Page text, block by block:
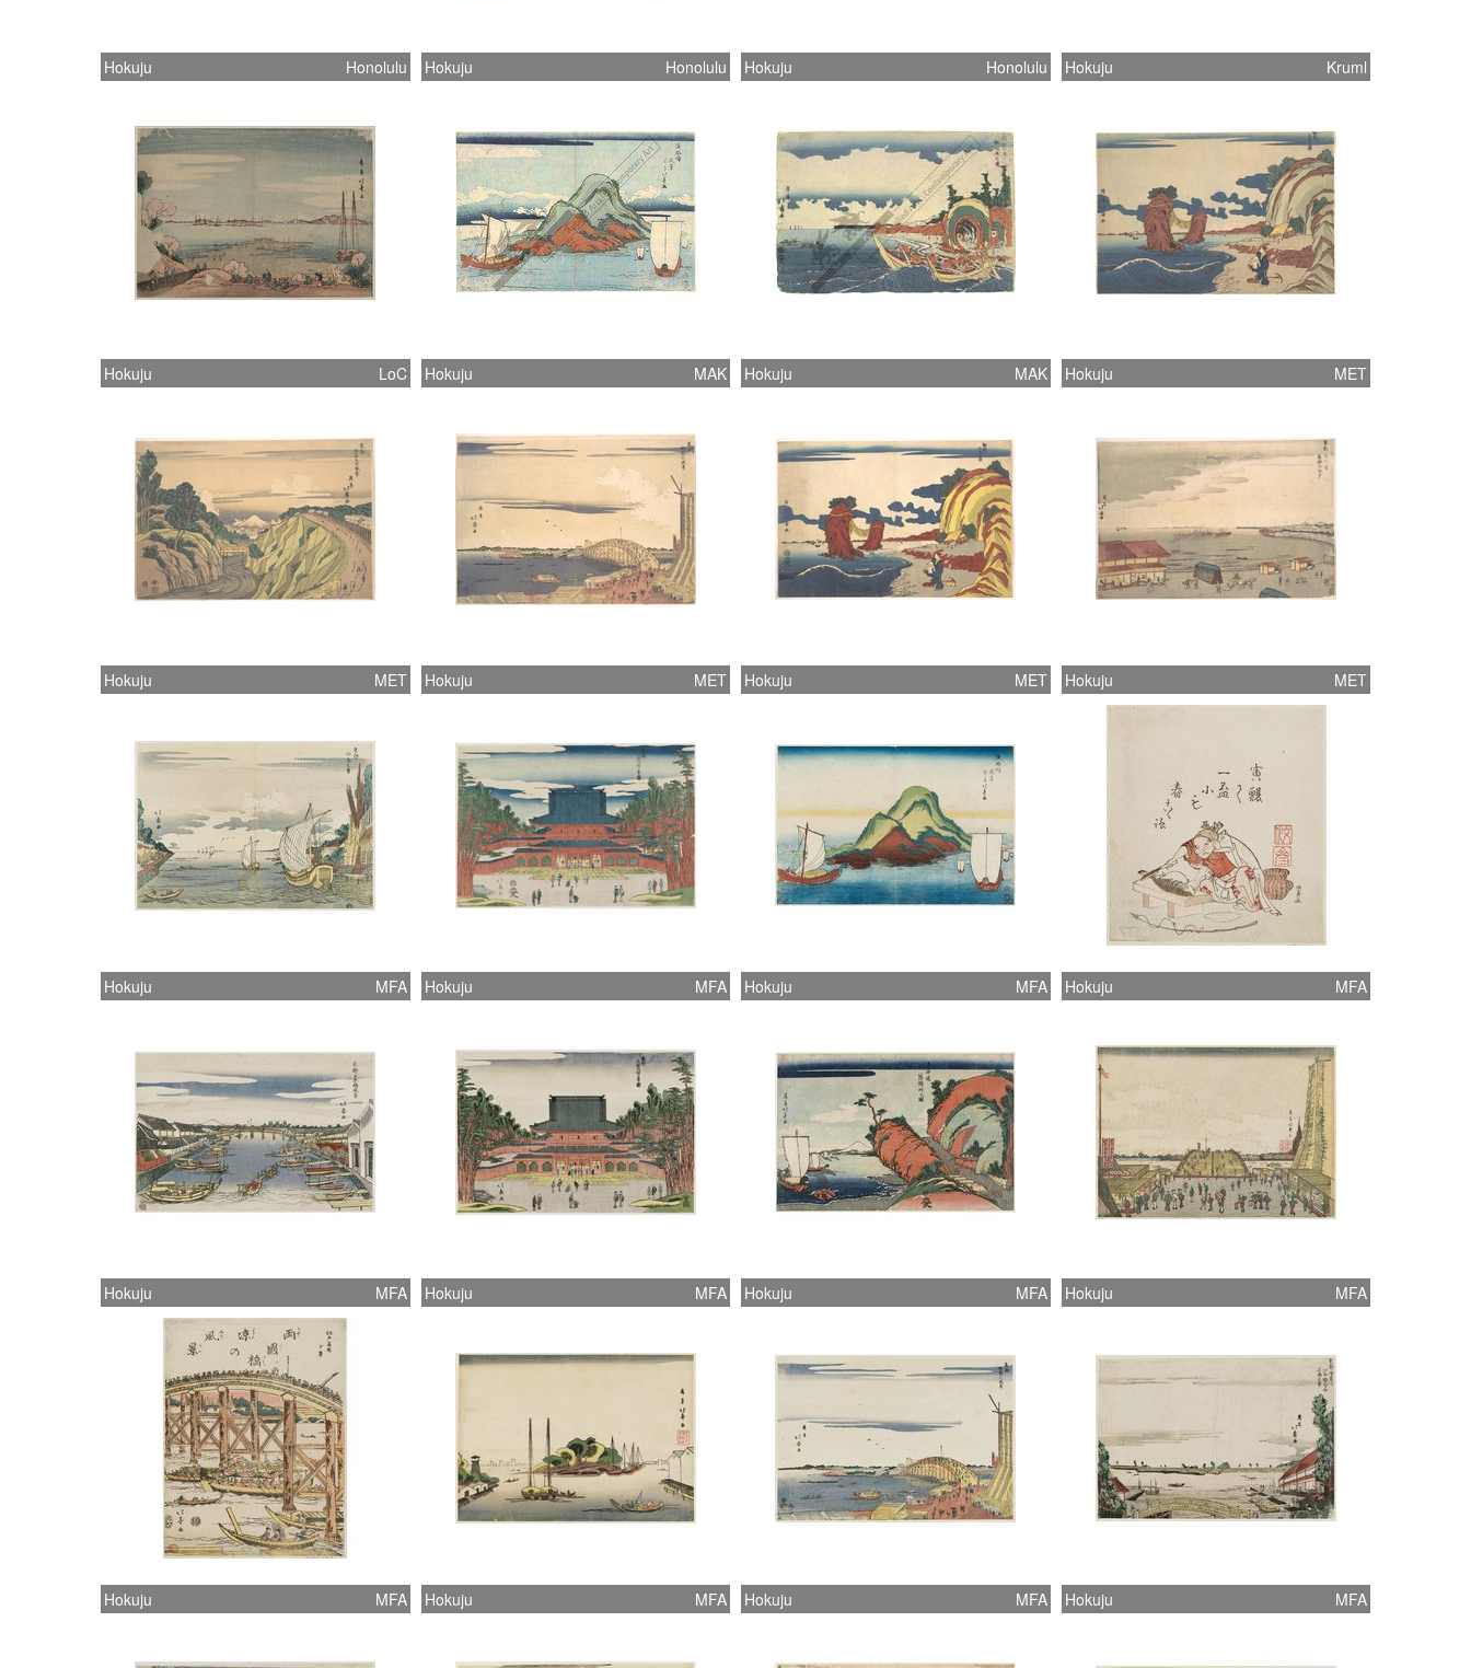
Hokuju Honolulu Hokuju Honolulu Hokuju Honolulu Hokuju Kruml
Hokuju LoC Hokuju MAK Hokuju MAK Hokuju MET
Hokuju MET Hokuju MET Hokuju MET Hokuju MET
Hokuju MFA Hokuju MFA Hokuju MFA Hokuju MFA
Hokuju MFA Hokuju MFA Hokuju MFA Hokuju MFA
Hokuju MFA Hokuju MFA Hokuju MFA Hokuju MFA